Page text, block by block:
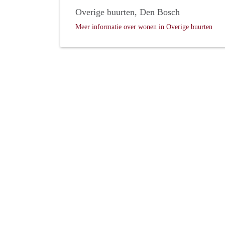
Overige buurten, Den Bosch
Meer informatie over wonen in Overige buurten